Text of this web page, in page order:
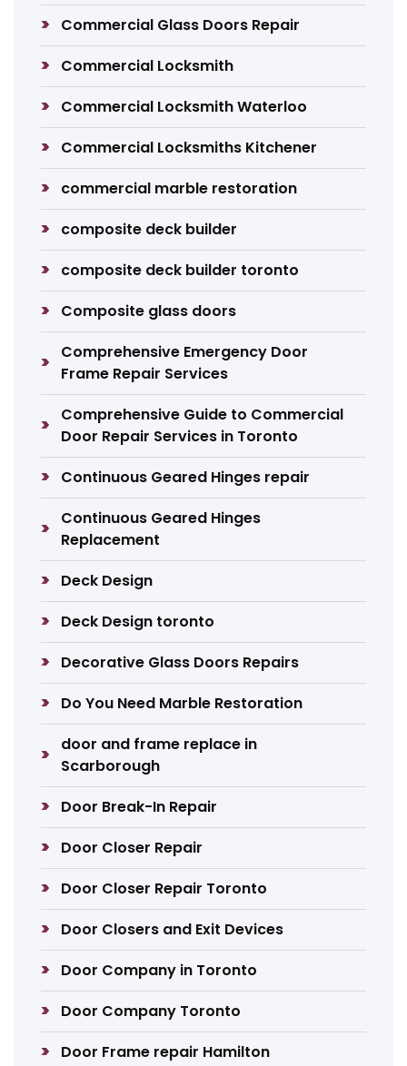
Commercial Glass Doors Repair
Commercial Locksmith
Commercial Locksmith Waterloo
Commercial Locksmiths Kitchener
commercial marble restoration
composite deck builder
composite deck builder toronto
Composite glass doors
Comprehensive Emergency Door
Frame Repair Services
Comprehensive Guide to Commercial
Door Repair Services in Toronto
Continuous Geared Hinges repair
Continuous Geared Hinges
Replacement
Deck Design
Deck Design toronto
Decorative Glass Doors Repairs
Do You Need Marble Restoration
door and frame replace in
Scarborough
Door Break-In Repair
Door Closer Repair
Door Closer Repair Toronto
Door Closers and Exit Devices
Door Company in Toronto
Door Company Toronto
Door Frame repair Hamilton